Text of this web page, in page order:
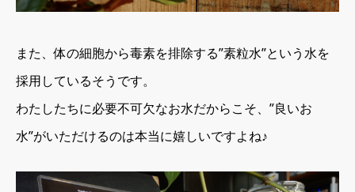
また、体の細胞から毒素を排除する”素粒水”という水を
採用しているそうです。
わたしたちに必要不可欠なお水だからこそ、”良いお
水”がいただけるのは本当に嬉しいですよね♪